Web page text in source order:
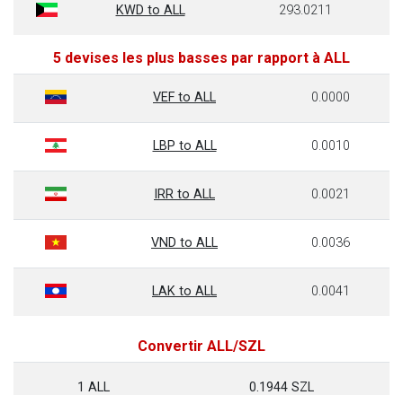
KWD to ALL 293.0211
5 devises les plus basses par rapport à ALL
VEF to ALL 0.0000
LBP to ALL 0.0010
IRR to ALL 0.0021
VND to ALL 0.0036
LAK to ALL 0.0041
Convertir ALL/SZL
1 ALL 0.1944 SZL